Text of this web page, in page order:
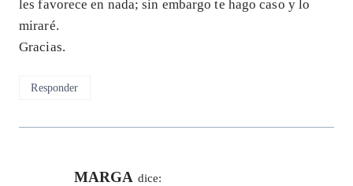
les favorece en nada; sin embargo te hago caso y lo
miraré.
Gracias.
Responder
MARGA dice: